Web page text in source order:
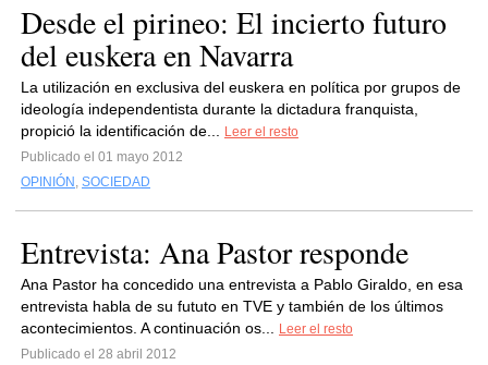
Desde el pirineo: El incierto futuro
del euskera en Navarra
La utilización en exclusiva del euskera en política por grupos de
ideología independentista durante la dictadura franquista,
propició la identificación de...
Leer el resto
Publicado el 01 mayo 2012
OPINIÓN , SOCIEDAD
Entrevista: Ana Pastor responde
Ana Pastor ha concedido una entrevista a Pablo Giraldo, en esa
entrevista habla de su fututo en TVE y también de los últimos
acontecimientos. A continuación os...
Leer el resto
Publicado el 28 abril 2012